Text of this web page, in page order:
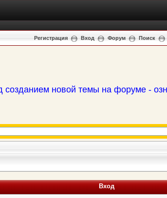
Регистрация Вход Форум Поиск
созданием новой темы на форуме -
Вход